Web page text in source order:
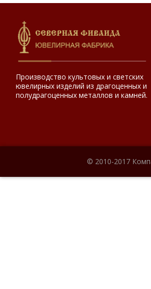
Производство культовых и светских
ювелирных изделий из драгоценных и
полудрагоценных металлов и камней.
© 2010-2017